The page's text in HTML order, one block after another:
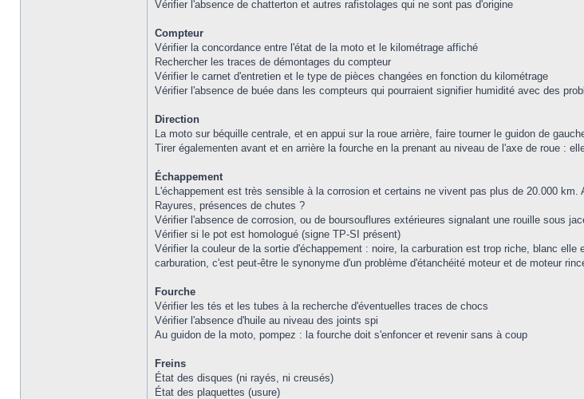
Vérifier l'absence de chatterton et autres rafistolages qui ne sont pas d'origine
Compteur
Vérifier la concordance entre l'état de la moto et le kilométrage affiché
Rechercher les traces de démontages du compteur
Vérifier le carnet d'entretien et le type de pièces changées en fonction du kilométrage
Vérifier l'absence de buée dans les compteurs qui pourraient signifier humidité avec des
Direction
La moto sur béquille centrale, et en appui sur la roue arrière, faire tourner le guidon de
Tirer égalementen avant et en arrière la fourche en la prenant au niveau de l'axe de roue :
Échappement
L'échappement est très sensible à la corrosion et certains ne vivent pas plus de 20.000
Rayures, présences de chutes ?
Vérifier l'absence de corrosion, ou de boursouflures extérieures signalant une rouille sous
Vérifier si le pot est homologué (signe TP-SI présent)
Vérifier la couleur de la sortie d'échappement : noire, la carburation est trop riche, blanc
carburation, c'est peut-être le synonyme d'un problème d'étanchéité moteur et de moteur
Fourche
Vérifier les tés et les tubes à la recherche d'éventuelles traces de chocs
Vérifier l'absence d'huile au niveau des joints spi
Au guidon de la moto, pompez : la fourche doit s'enfoncer et revenir sans à coup
Freins
État des disques (ni rayés, ni creusés)
État des plaquettes (usure)